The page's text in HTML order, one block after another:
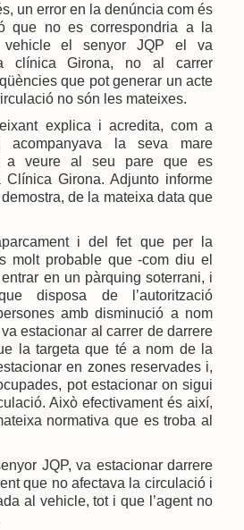
un error en la denúncia com és
que no es correspondria a la
el senyor JQP el va
clínica Girona, no al carrer
que pot generar un acte
no són les mateixes.
explica i acredita, com a
acompanyava la seva mare
a veure al seu pare que es
Girona. Adjunto informe
de la mateixa data que
i del fet que per la
molt probable que -com diu el
en un pàrquing soterrani, i
disposa de l’autorització
amb disminució a nom
estacionar al carrer de darrere
la targeta que té a nom de la
en zones reservades i,
pot estacionar on sigui
Això efectivament és així,
normativa que es troba al
JQP, va estacionar darrere
que no afectava la circulació i
al vehicle, tot i que l’agent no